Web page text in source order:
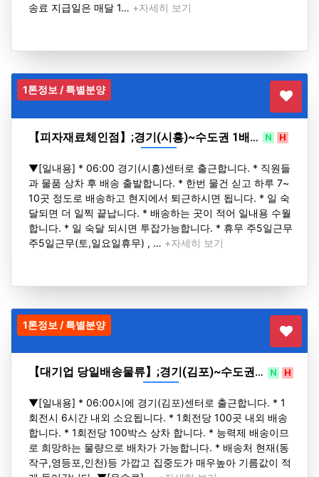
송료 지급일은 매달 1… +자세히 보기
1톤정보 / 특별분양
【피자재료체인점】;경기(시흥)~수도권 1배… N H
▼[일내용] * 06:00 경기(시흥)센터로 출근합니다. * 직원들
과 물품 상차 후 배송 출발합니다. * 한번 물건 싣고 하루 7~
10곳 정도로 배송하고 현지에서 퇴근하시면 됩니다. * 일 숙
달되면 더 일찍 끝납니다. * 배송하는 곳이 적어 일내용 수월
합니다. * 일 숙달 되시면 투잡가능합니다. * 휴무 주5일근무
주5일근무(토,일요일휴무) , … +자세히 보기
1톤정보 / 특별분양
【대기업 당일배송물류】;경기(김포)~수도권… N H
▼[일내용] * 06:00시에 경기(김포)센터로 출근합니다. * 1
회전시 6시간 내외 소요됩니다. * 1회전당 100곳 내외 배송
합니다. * 1회전당 100박스 상차 합니다. * 능력제 배송이므
로 희망하는 물량으로 배차가 가능합니다. * 배송처 현재(동
작구,영등포,인천)등 가깝고 집중도가 매우높아 기름값이 적